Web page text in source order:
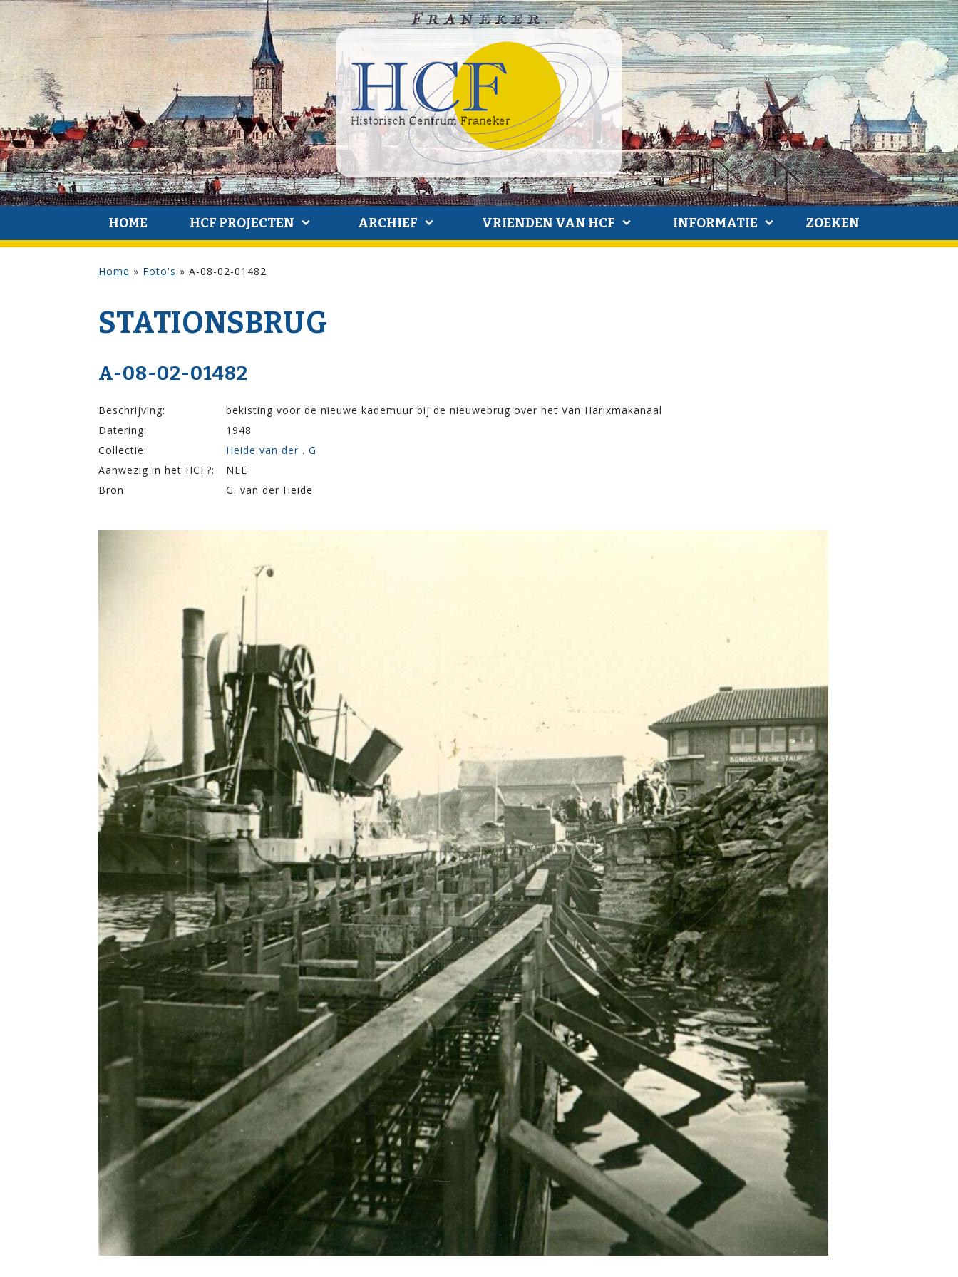
HOME HCF PROJECTEN ARCHIEF VRIENDEN VAN HCF INFORMATIE ZOEKEN
Home » Foto's » A-08-02-01482
STATIONSBRUG
A-08-02-01482
Beschrijving:
bekisting voor de nieuwe kademuur bij de nieuwebrug over het Van Harixmakanaal
Datering:
1948
Collectie:
Heide van der . G
Aanwezig in het HCF?:
NEE
Bron:
G. van der Heide